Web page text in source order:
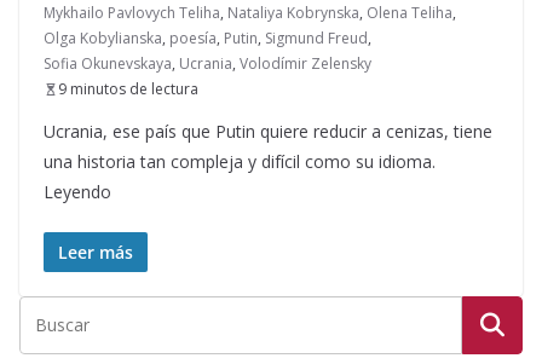
Mykhailo Pavlovych Teliha, Nataliya Kobrynska, Olena Teliha,
Olga Kobylianska, poesía, Putin, Sigmund Freud,
Sofia Okunevskaya, Ucrania, Volodímir Zelensky
9 minutos de lectura
Ucrania, ese país que Putin quiere reducir a cenizas, tiene
una historia tan compleja y difícil como su idioma.
Leyendo
Leer más